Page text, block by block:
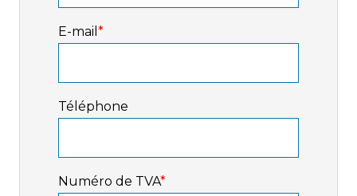
E-mail *
Téléphone
Numéro de TVA*